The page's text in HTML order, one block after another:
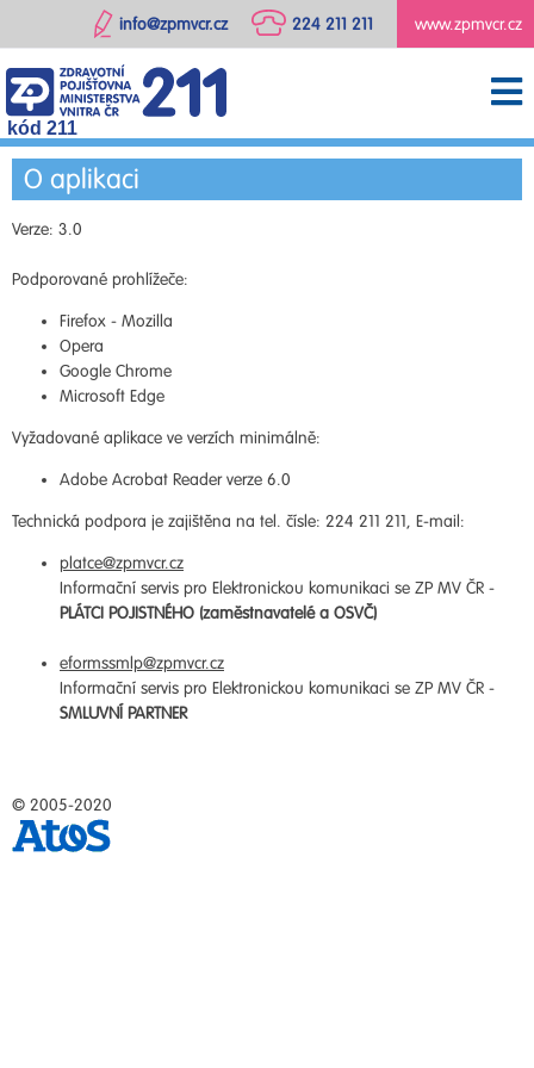
www.zpmvcr.cz
224 211 211
info@zpmvcr.cz
kód 211
O aplikaci
Verze: 3.0
Podporované prohlížeče:
Firefox - Mozilla
Opera
Google Chrome
Microsoft Edge
Vyžadované aplikace ve verzích minimálně:
Adobe Acrobat Reader verze 6.0
Technická podpora je zajištěna na tel. čísle: 224 211 211, E-mail:
platce@zpmvcr.cz
Informační servis pro Elektronickou komunikaci se ZP MV ČR -
PLÁTCI POJISTNÉHO (zaměstnavatelé a OSVČ)
eformssmlp@zpmvcr.cz
Informační servis pro Elektronickou komunikaci se ZP MV ČR -
SMLUVNÍ PARTNER
© 2005-2020